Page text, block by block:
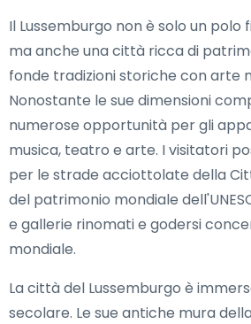
Il Lussemburgo non è solo un polo
ma anche una città ricca di
fonde tradizioni storiche con arte
Nonostante le sue dimensioni
numerose opportunità per gli
musica, teatro e arte. I visitatori
per le strade acciottolate della
del patrimonio mondiale
e gallerie rinomati e godersi
mondiale.
La città del Lussemburgo è
secolare. Le sue antiche mura